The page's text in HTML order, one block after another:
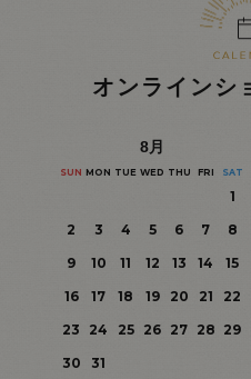
オンラインシ
8月
SUN MON TUE WED THU FRI SAT
1
2
3 4 5 6 7
8
9
10 11 12 13 14
15
16
17 18 19 20 21
22
23
24 25 26 27 28 29
30
31